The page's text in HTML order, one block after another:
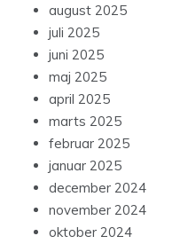
august 2025
juli 2025
juni 2025
maj 2025
april 2025
marts 2025
februar 2025
januar 2025
december 2024
november 2024
oktober 2024